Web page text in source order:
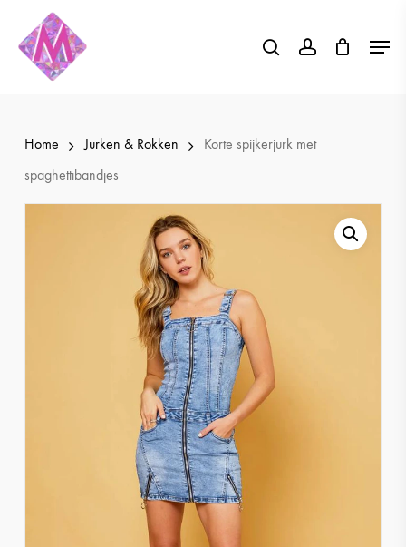
search account Menu
Home Jurken & Rokken
Korte spijkerjurk met
spaghettibandjes
Close